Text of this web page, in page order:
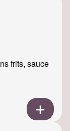
frits, sauce